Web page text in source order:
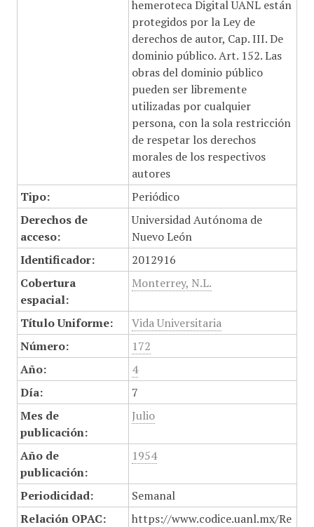
hemeroteca Digital UANL están
protegidos por la Ley de
derechos de autor, Cap. III. De
dominio público. Art. 152. Las
obras del dominio público
pueden ser libremente
utilizadas por cualquier
persona, con la sola restricción
de respetar los derechos
morales de los respectivos
autores
Tipo:
Periódico
Derechos de
acceso:
Universidad Autónoma de
Nuevo León
Identificador:
2012916
Cobertura
espacial:
Monterrey, N.L.
Título Uniforme:
Vida Universitaria
Número:
172
Año:
4
Día:
7
Mes de
publicación:
Julio
Año de
publicación:
1954
Periodicidad:
Semanal
Relación OPAC:
https://www.codice.uanl.mx/Re